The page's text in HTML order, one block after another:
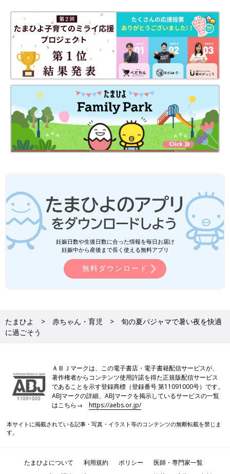
妊娠日数や生後日数に合った情報を毎日お届け
妊娠中から産後まで長く使える無料アプリ
無料ダウンロード
たまひよ 赤ちゃん・育児
旬の夏パジャマで暑い夜を快適
に過ごそう
ＡＢＪマークは、この電子書店・電子書籍配信サービスが、
著作権者からコンテンツ使用許諾を得た正規版配信サービス
であることを示す登録商標（登録番号 第11091000号）です。
ABJマークの詳細、ABJマークを掲示しているサービスの一覧
はこちら→https://aebs.or.jp/
本サイトに掲載されている記事・写真・イラスト等のコンテンツの無断転載を禁じま
す。
たまひよについて 利用規約 ポリシー
医師・専門家一覧